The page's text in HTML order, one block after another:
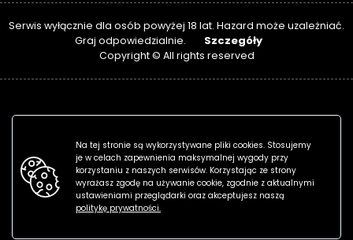
Serwis wyłącznie dla osób powyżej 18 lat. Hazard może uzależniać.
Graj odpowiedzialnie.
Szczegóły
Copyright © All rights reserved
Na tej stronie są wykorzystywane pliki cookies. Stosujemy
je w celach zapewnienia maksymalnej wygody przy
korzystaniu z naszych serwisów. Korzystając ze strony
wyrażasz zgodę na używanie cookie, zgodnie z aktualnymi
ustawieniami przeglądarki oraz akceptujesz naszą
politykę prywatności.